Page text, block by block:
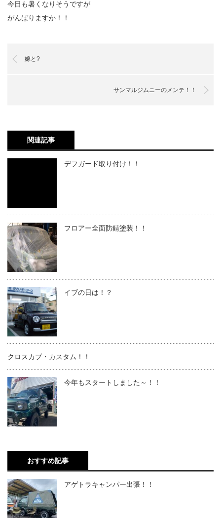
今日も暑くなりそうですが
がんばりますか！！
嫁と?
サンマルジムニーのメンテ！！
関連記事
デフガード取り付け！！
フロアー全面防錆塗装！！
イブの日は！？
クロスカブ・カスタム！！
今年もスタートしました～！！
おすすめ記事
アゲトラキャンパー出張！！